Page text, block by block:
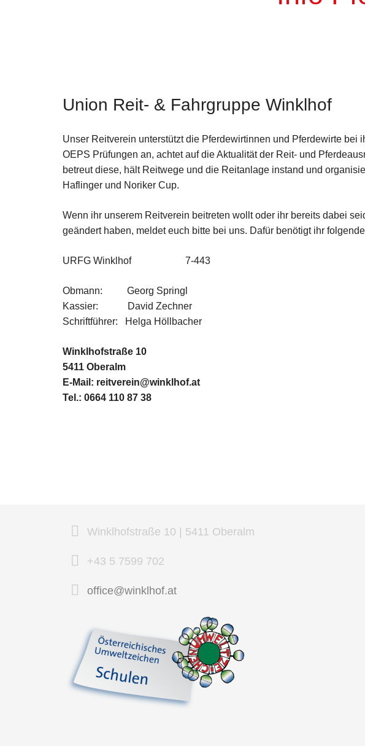
Union Reit- & Fahrgruppe Winklhof
Unser Reitverein unterstützt die Pferdewirtinnen und Pferdewirte bei
OEPS Prüfungen an, achtet auf die Aktualität der Reit- und
betreut diese, hält Reitwege und die Reitanlage instand und
Haflinger und Noriker Cup.
Wenn ihr unserem Reitverein beitreten wollt oder ihr bereits dabei
geändert haben, meldet euch bitte bei uns. Dafür benötigt ihr
URFG Winklhof 7-443
Obmann: Georg Springl
Kassier: David Zechner
Schriftführer: Helga Höllbacher
Winklhofstraße 10
5411 Oberalm
E-Mail: reitverein@winklhof.at
Tel.: 0664 110 87 38
Winklhofstraße 10 | 5411 Oberalm
+43 5 7599 702
office@winklhof.at